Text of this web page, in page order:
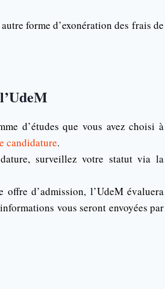
forme d’exonération des frais de
d’études que vous avez choisi à
candidature.
surveillez votre statut via la
d’admission, l’UdeM évaluera
vous seront envoyées par